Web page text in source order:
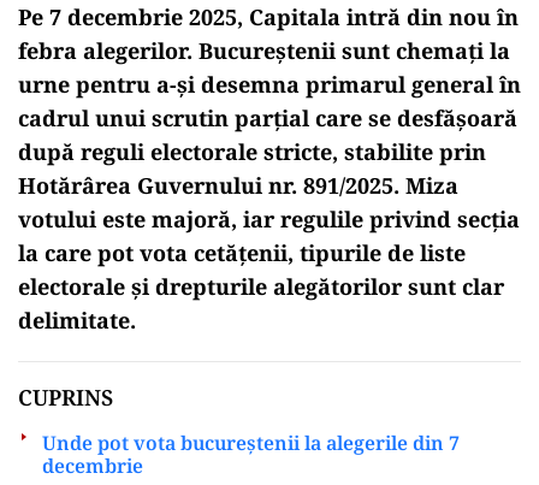
Pe 7 decembrie 2025, Capitala intră din nou în
febra alegerilor. Bucureștenii sunt chemați la
urne pentru a-și desemna primarul general în
cadrul unui scrutin parțial care se desfășoară
după reguli electorale stricte, stabilite prin
Hotărârea Guvernului nr. 891/2025. Miza
votului este majoră, iar regulile privind secția
la care pot vota cetățenii, tipurile de liste
electorale și drepturile alegătorilor sunt clar
delimitate.
CUPRINS
Unde pot vota bucureștenii la alegerile din 7
decembrie